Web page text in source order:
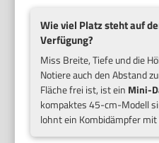
Wie viel Platz steht auf
Verfügung?
Miss Breite, Tiefe und die
Notiere auch den Abstand
Fläche frei ist, ist ein Mini-
kompaktes 45-cm-Modell
lohnt ein Kombidämpfer